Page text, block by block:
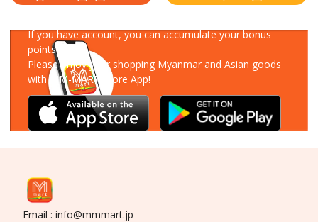
If you have account, you can accumulate your bonus
points!
Please enjoy your shopping Myanmar and Asian goods
with MM-MART Store App!
Email : info@mmmart.jp